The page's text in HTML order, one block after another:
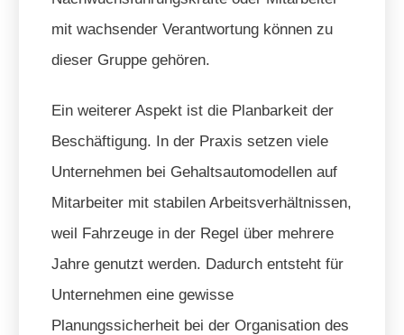
mit wachsender Verantwortung können zu
dieser Gruppe gehören.
Ein weiterer Aspekt ist die Planbarkeit der
Beschäftigung. In der Praxis setzen viele
Unternehmen bei Gehaltsautomodellen auf
Mitarbeiter mit stabilen Arbeitsverhältnissen,
weil Fahrzeuge in der Regel über mehrere
Jahre genutzt werden. Dadurch entsteht für
Unternehmen eine gewisse
Planungssicherheit bei der Organisation des